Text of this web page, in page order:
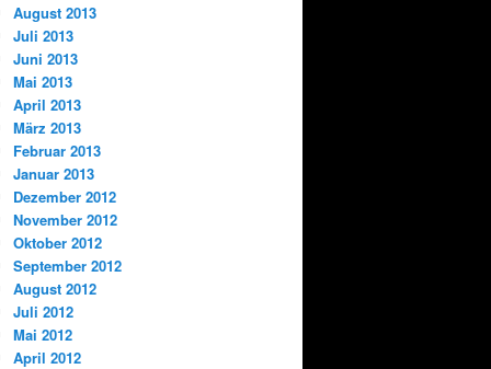
August 2013
Juli 2013
Juni 2013
Mai 2013
April 2013
März 2013
Februar 2013
Januar 2013
Dezember 2012
November 2012
Oktober 2012
September 2012
August 2012
Juli 2012
Mai 2012
April 2012